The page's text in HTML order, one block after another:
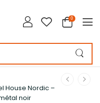
0
House Nordic –
noir